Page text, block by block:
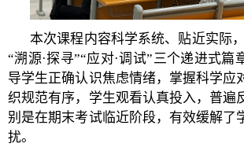
本次课程内容科学系统、贴近实际
“溯源·探寻”“应对·调试”三个递进式篇
导学生正确认识焦虑情绪，掌握科学应
织规范有序，学生观看认真投入，普遍
别是在期末考试临近阶段，有效缓解了
扰。